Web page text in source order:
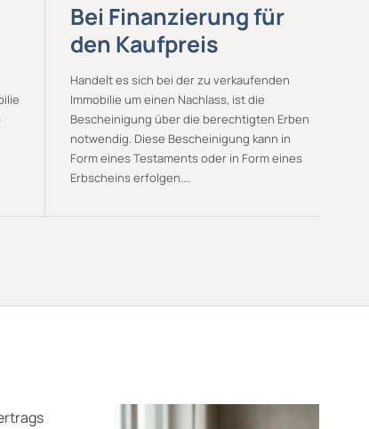
Bei Finanzierung für
den Kaufpreis
Handelt es sich bei der zu verkaufenden
Immobilie um einen Nachlass, ist die
Bescheinigung über die berechtigten Erben
notwendig. Diese Bescheinigung kann in
Form eines Testaments oder in Form eines
Erbscheins erfolgen.…